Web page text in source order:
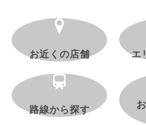
お近くの店舗 エ
路線から探す